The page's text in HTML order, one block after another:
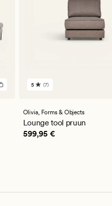
7
hinnanguga
5
5 (7)
Olivia, Forms & Objects
Lounge tool pruun
Pris_ee 599,95 €
599,95 €